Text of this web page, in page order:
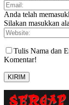
Anda telah
Silakan masukkan
Tulis Nama dan
Komentar!